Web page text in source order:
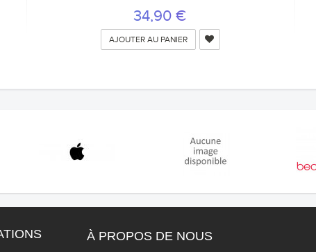
34,90 €
AJOUTER AU PANIER
À PROPOS DE NOUS